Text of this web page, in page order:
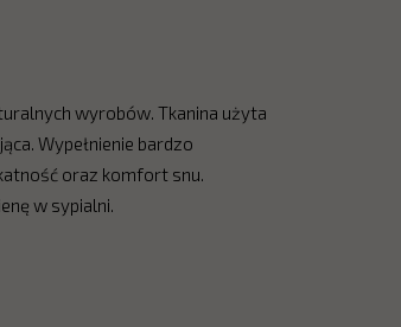
wyrobów. Tkanina użyta
Wypełnienie bardzo
oraz komfort snu.
w sypialni.